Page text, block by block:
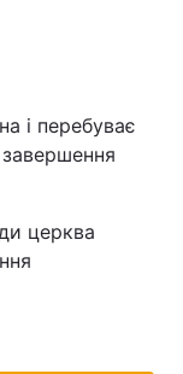
і перебуває
церква